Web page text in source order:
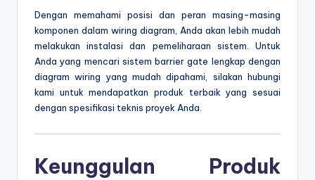
Dengan memahami posisi dan peran masing-masing
komponen dalam wiring diagram, Anda akan lebih mudah
melakukan instalasi dan pemeliharaan sistem. Untuk
Anda yang mencari sistem barrier gate lengkap dengan
diagram wiring yang mudah dipahami, silakan hubungi
kami untuk mendapatkan produk terbaik yang sesuai
dengan spesifikasi teknis proyek Anda.
Keunggulan Produk